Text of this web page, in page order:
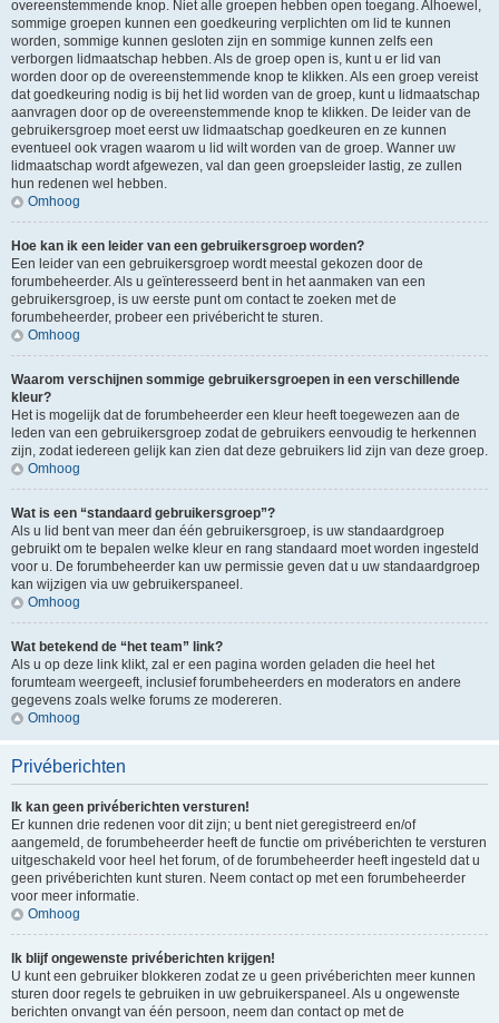
overeenstemmende knop. Niet alle groepen hebben open toegang. Alhoewel,
sommige groepen kunnen een goedkeuring verplichten om lid te kunnen
worden, sommige kunnen gesloten zijn en sommige kunnen zelfs een
verborgen lidmaatschap hebben. Als de groep open is, kunt u er lid van
worden door op de overeenstemmende knop te klikken. Als een groep vereist
dat goedkeuring nodig is bij het lid worden van de groep, kunt u lidmaatschap
aanvragen door op de overeenstemmende knop te klikken. De leider van de
gebruikersgroep moet eerst uw lidmaatschap goedkeuren en ze kunnen
eventueel ook vragen waarom u lid wilt worden van de groep. Wanner uw
lidmaatschap wordt afgewezen, val dan geen groepsleider lastig, ze zullen
hun redenen wel hebben.
Omhoog
Hoe kan ik een leider van een gebruikersgroep worden?
Een leider van een gebruikersgroep wordt meestal gekozen door de
forumbeheerder. Als u geïnteresseerd bent in het aanmaken van een
gebruikersgroep, is uw eerste punt om contact te zoeken met de
forumbeheerder, probeer een privébericht te sturen.
Omhoog
Waarom verschijnen sommige gebruikersgroepen in een verschillende
kleur?
Het is mogelijk dat de forumbeheerder een kleur heeft toegewezen aan de
leden van een gebruikersgroep zodat de gebruikers eenvoudig te herkennen
zijn, zodat iedereen gelijk kan zien dat deze gebruikers lid zijn van deze groep.
Omhoog
Wat is een “standaard gebruikersgroep”?
Als u lid bent van meer dan één gebruikersgroep, is uw standaardgroep
gebruikt om te bepalen welke kleur en rang standaard moet worden ingesteld
voor u. De forumbeheerder kan uw permissie geven dat u uw standaardgroep
kan wijzigen via uw gebruikerspaneel.
Omhoog
Wat betekend de “het team” link?
Als u op deze link klikt, zal er een pagina worden geladen die heel het
forumteam weergeeft, inclusief forumbeheerders en moderators en andere
gegevens zoals welke forums ze modereren.
Omhoog
Privéberichten
Ik kan geen privéberichten versturen!
Er kunnen drie redenen voor dit zijn; u bent niet geregistreerd en/of
aangemeld, de forumbeheerder heeft de functie om privéberichten te versturen
uitgeschakeld voor heel het forum, of de forumbeheerder heeft ingesteld dat u
geen privéberichten kunt sturen. Neem contact op met een forumbeheerder
voor meer informatie.
Omhoog
Ik blijf ongewenste privéberichten krijgen!
U kunt een gebruiker blokkeren zodat ze u geen privéberichten meer kunnen
sturen door regels te gebruiken in uw gebruikerspaneel. Als u ongewenste
berichten onvangt van één persoon, neem dan contact op met de